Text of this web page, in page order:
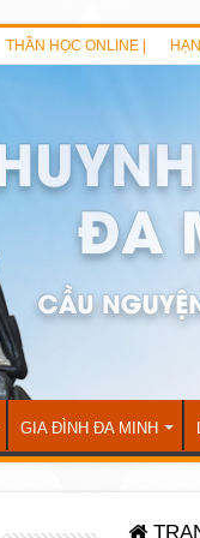
THẦN HỌC ONLINE |
GIA ĐÌNH ĐA MINH